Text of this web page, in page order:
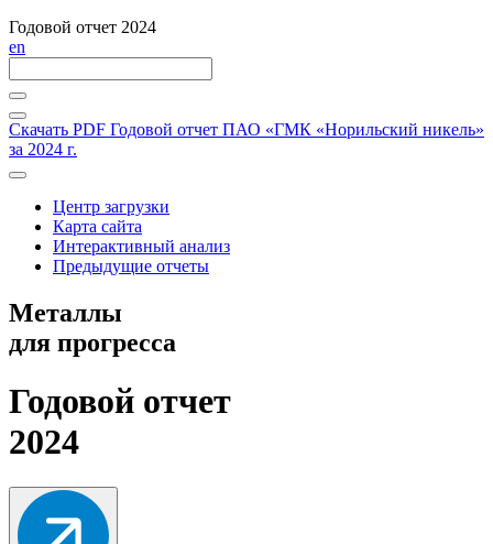
Годовой отчет 2024
en
Скачать PDF Годовой отчет ПАО «ГМК «Норильский никель»
за 2024 г.
Центр загрузки
Карта сайта
Интерактивный анализ
Предыдущие отчеты
Металлы
для прогресса
Годовой отчет
2024